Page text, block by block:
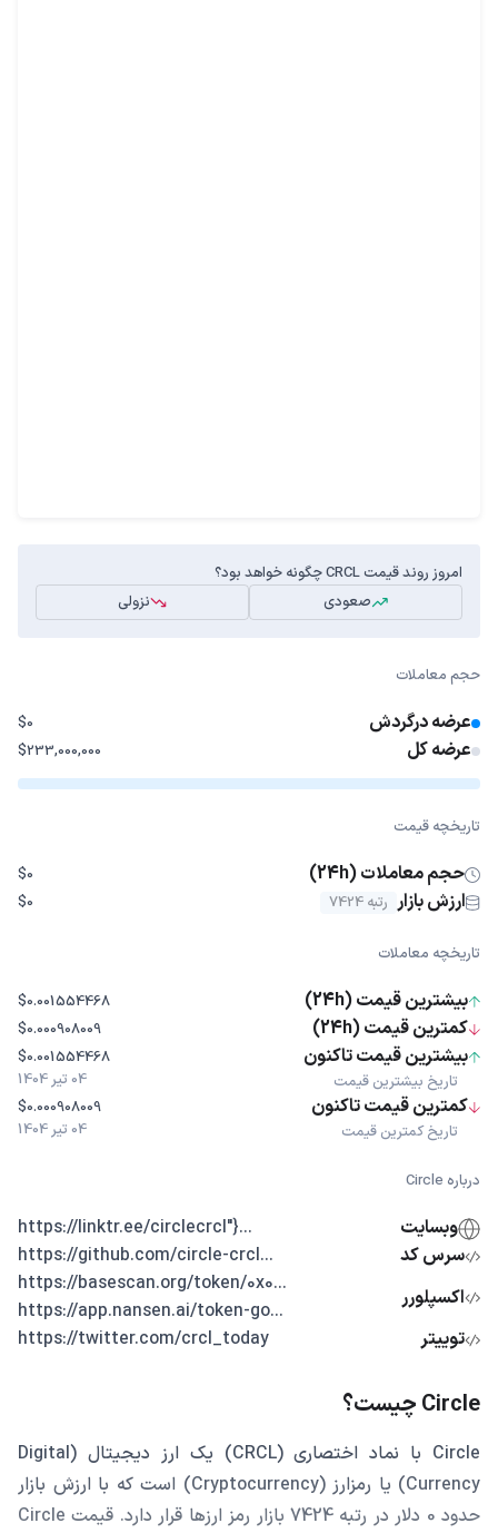
امروز روند قیمت CRCL چگونه خواهد بود؟
صعودی
نزولی
حجم معاملات
عرضه درگردش $0
عرضه کل $233,000,000
تاریخچه قیمت
حجم معاملات (24h) $0
ارزش بازار رتبه 7424 $0
تاریخچه معاملات
بیشترین قیمت (24h) $0.001554468
کمترین قیمت (24h) $0.000908009
بیشترین قیمت تاکنون
تاریخ بیشترین قیمت
$0.001554468
04 تیر 1404
کمترین قیمت تاکنون
تاریخ کمترین قیمت
$0.000908009
04 تیر 1404
درباره Circle
وبسایت
...{"https://linktr.ee/circlecrcl
سرس کد
...https://github.com/circle-crcl
اکسپلورر
...https://basescan.org/token/0x0
...https://app.nansen.ai/token-go
توییتر
https://twitter.com/crcl_today
Circle چیست؟
Circle با نماد اختصاری (CRCL) یک ارز دیجیتال (Digital
Currency) یا رمزارز (Cryptocurrency) است که با ارزش بازار
حدود 0 دلار در رتبه 7424 بازار رمز ارزها قرار دارد. قیمت Circle